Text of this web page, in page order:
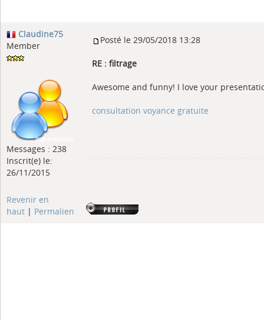
Claudine75
Member
Messages : 238
Inscrit(e) le:
26/11/2015
Posté le 29/05/2018 13:28
RE : filtrage
Awesome and funny! I love your
consultation voyance gratuite
Revenir en
haut | Permalien